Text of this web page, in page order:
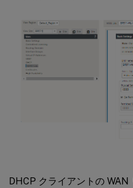
DHCP クライアントの WAN